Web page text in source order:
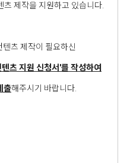
제작을 지원하고 있습니다.
츠 제작이 필요하신
츠 지원 신청서'를 작성하여
출해주시기 바랍니다.